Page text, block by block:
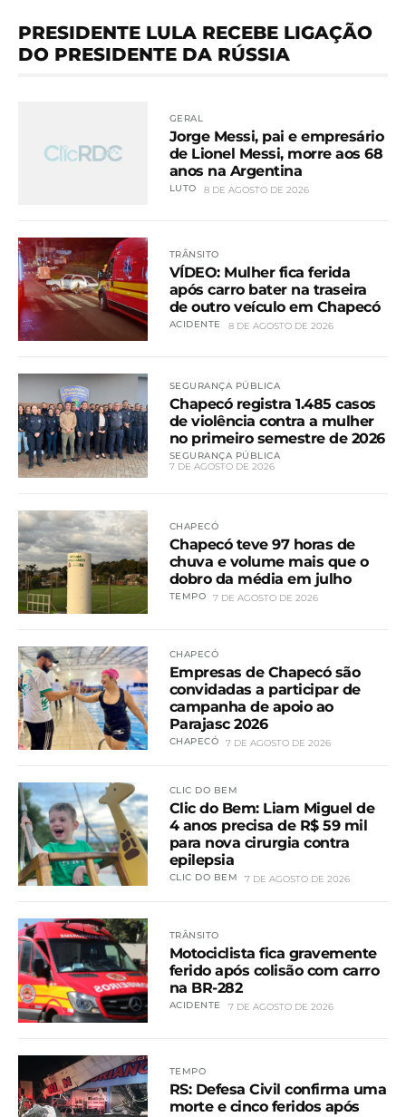
PRESIDENTE LULA RECEBE LIGAÇÃO
DO PRESIDENTE DA RÚSSIA
GERAL
Jorge Messi, pai e empresário
de Lionel Messi, morre aos 68
anos na Argentina
LUTO 8 DE AGOSTO DE 2026
TRÂNSITO
VÍDEO: Mulher fica ferida
após carro bater na traseira
de outro veículo em Chapecó
ACIDENTE 8 DE AGOSTO DE 2026
SEGURANÇA PÚBLICA
Chapecó registra 1.485 casos
de violência contra a mulher
no primeiro semestre de 2026
SEGURANÇA PÚBLICA
7 DE AGOSTO DE 2026
CHAPECÓ
Chapecó teve 97 horas de
chuva e volume mais que o
dobro da média em julho
TEMPO 7 DE AGOSTO DE 2026
CHAPECÓ
Empresas de Chapecó são
convidadas a participar de
campanha de apoio ao
Parajasc 2026
CHAPECÓ 7 DE AGOSTO DE 2026
CLIC DO BEM
Clic do Bem: Liam Miguel de
4 anos precisa de R$ 59 mil
para nova cirurgia contra
epilepsia
CLIC DO BEM 7 DE AGOSTO DE 2026
TRÂNSITO
Motociclista fica gravemente
ferido após colisão com carro
na BR-282
ACIDENTE 7 DE AGOSTO DE 2026
TEMPO
RS: Defesa Civil confirma uma
morte e cinco feridos após